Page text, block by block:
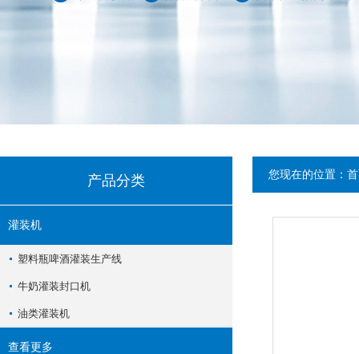
产品分类
灌装机
塑料瓶啤酒灌装生产线
牛奶灌装封口机
油类灌装机
查看更多
您现在的位置：